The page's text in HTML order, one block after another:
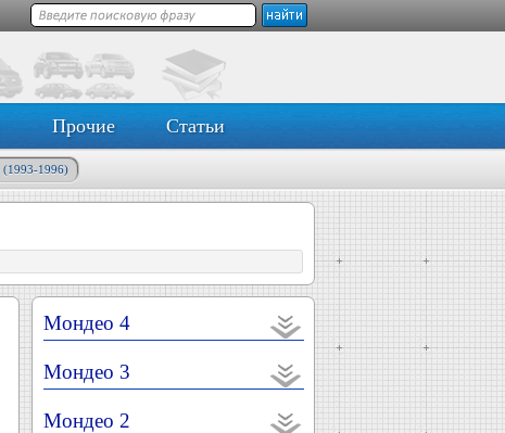
Прочие Статьи
(1993-1996)
Мондео 4
Мондео 3
Мондео 2